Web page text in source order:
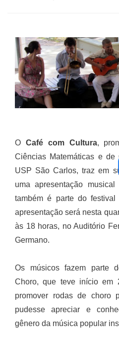
O Café com Cultura,
Ciências Matemáticas e de
USP São Carlos, traz em
uma apresentação
também é parte do festival
apresentação será nesta
às 18 horas, no Auditório
Germano.
Os músicos fazem parte
Choro, que teve início em
promover rodas de choro
pudesse apreciar e
gênero da música popular